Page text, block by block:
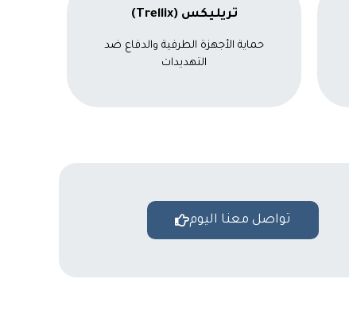
تريليكس (Trellix)
حماية الأجهزة الطرفية والدفاع ضد
التهديدات
تواصل معنا اليوم